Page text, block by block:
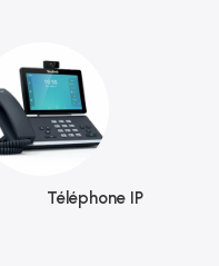
Téléphone IP